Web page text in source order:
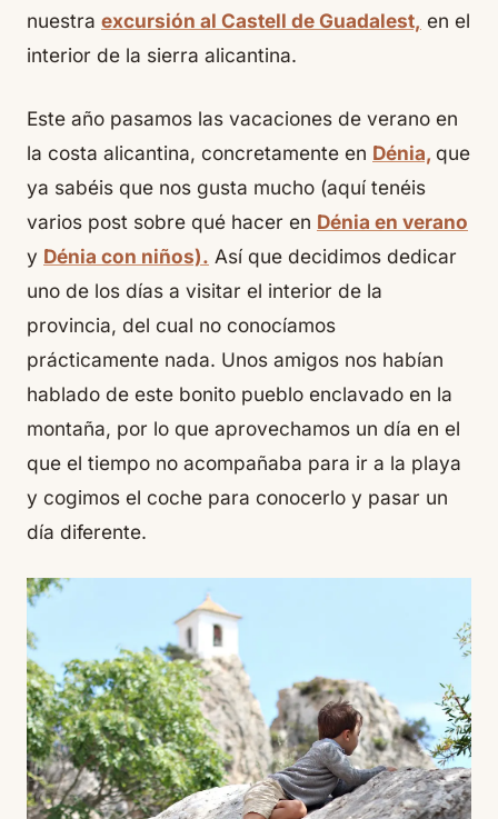
nuestra excursión al Castell de Guadalest, en el
interior de la sierra alicantina.
Este año pasamos las vacaciones de verano en
la costa alicantina, concretamente en Dénia, que
ya sabéis que nos gusta mucho (aquí tenéis
varios post sobre qué hacer en Dénia en verano
y Dénia con niños). Así que decidimos dedicar
uno de los días a visitar el interior de la
provincia, del cual no conocíamos
prácticamente nada. Unos amigos nos habían
hablado de este bonito pueblo enclavado en la
montaña, por lo que aprovechamos un día en el
que el tiempo no acompañaba para ir a la playa
y cogimos el coche para conocerlo y pasar un
día diferente.